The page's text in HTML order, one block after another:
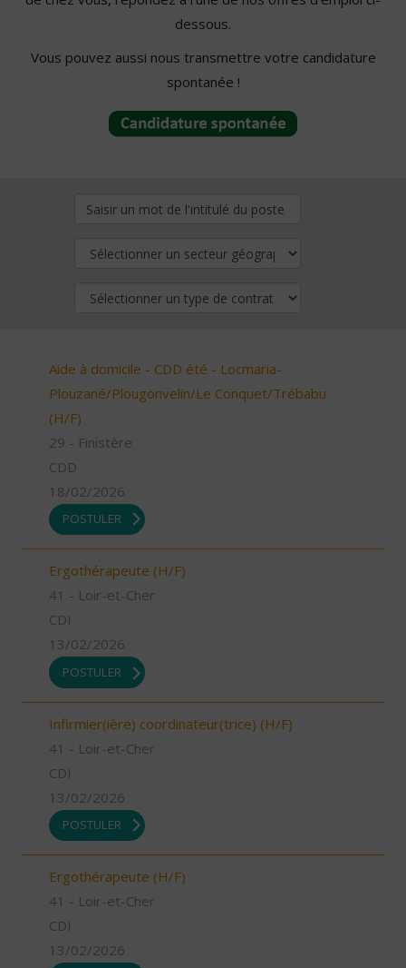
dessous.
Vous pouvez aussi nous transmettre votre candidature
spontanée !
Aide à domicile - CDD été - Locmaria-
Plouzané/Plougonvelin/Le Conquet/Trébabu
(H/F)
29 - Finistère
CDD
18/02/2026
POSTULER
Ergothérapeute (H/F)
41 - Loir-et-Cher
CDI
13/02/2026
POSTULER
Infirmier(ière) coordinateur(trice) (H/F)
41 - Loir-et-Cher
CDI
13/02/2026
POSTULER
Ergothérapeute (H/F)
41 - Loir-et-Cher
CDI
13/02/2026